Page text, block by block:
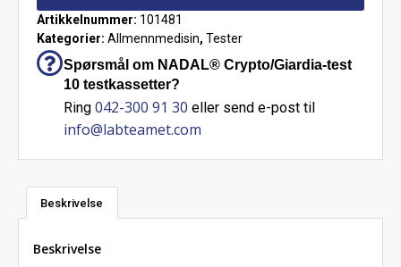
Artikkelnummer: 101481
Kategorier: Allmennmedisin, Tester
Spørsmål om NADAL® Crypto/Giardia-test
10 testkassetter?
Ring 042-300 91 30 eller send e-post til
info@labteamet.com
Beskrivelse
Beskrivelse